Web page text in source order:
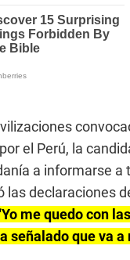
el Perú, la
a informarse a
las declaraciones
me quedo con
señalado que va